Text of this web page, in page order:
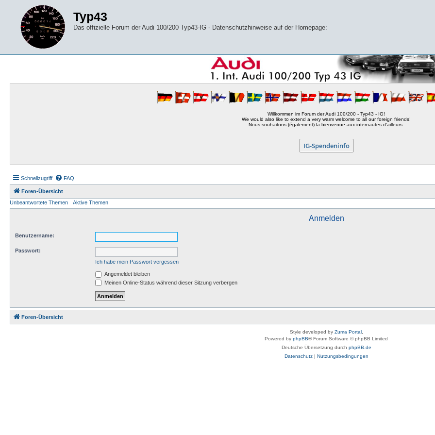
Typ43
Das offizielle Forum der Audi 100/200 Typ43-IG - Datenschutzhinweise auf der Homepage:
Willkommen im Forum der Audi 100/200 - Typ43 - IG!
We would also like to extend a very warm welcome to all our foreign friends!
Nous souhaitons (également) la bienvenue aux internautes d'ailleurs.
IG-Spendeninfo
Schnellzugriff FAQ
Foren-Übersicht
Unbeantwortete Themen
Aktive Themen
Anmelden
Benutzername:
Passwort:
Ich habe mein Passwort vergessen
Angemeldet bleiben
Meinen Online-Status während dieser Sitzung verbergen
Foren-Übersicht
Style developed by Zuma Portal,
Powered by phpBB® Forum Software © phpBB Limited
Deutsche Übersetzung durch phpBB.de
Datenschutz| Nutzungsbedingungen